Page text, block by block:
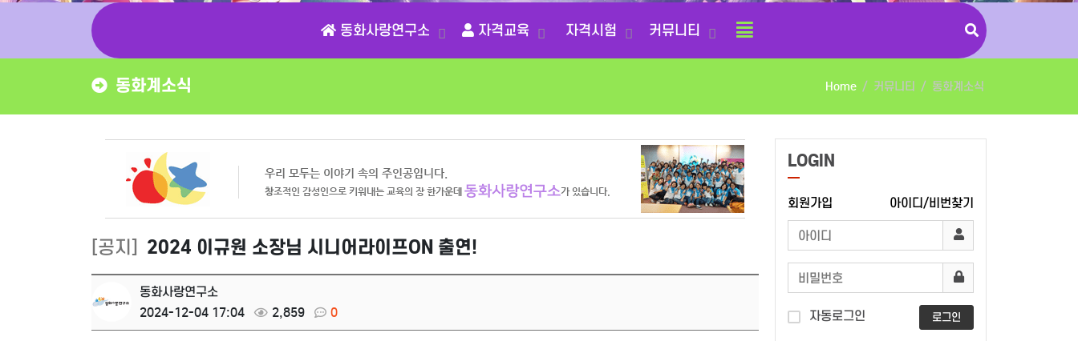
동화사랑연구소 자격교육 자격시험 커뮤니티
동화계소식 Home 커뮤니티 동화계소식
[공지] 2024 이규원 소장님 시니어라이프ON 출연!
동화사랑연구소
2024-12-04 17:04
2,859 0
LOGIN
회원가입 아이디/비번찾기
자동로그인 로그인